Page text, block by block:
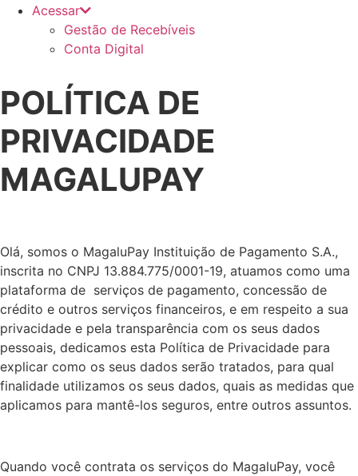
Acessar
Gestão de Recebíveis
Conta Digital
POLÍTICA DE
PRIVACIDADE
MAGALUPAY
Olá, somos o MagaluPay Instituição de Pagamento S.A.,
inscrita no CNPJ 13.884.775/0001-19, atuamos como uma
plataforma de serviços de pagamento, concessão de
crédito e outros serviços financeiros, e em respeito a sua
privacidade e pela transparência com os seus dados
pessoais, dedicamos esta Política de Privacidade para
explicar como os seus dados serão tratados, para qual
finalidade utilizamos os seus dados, quais as medidas que
aplicamos para mantê-los seguros, entre outros assuntos.
Quando você contrata os serviços do MagaluPay, você